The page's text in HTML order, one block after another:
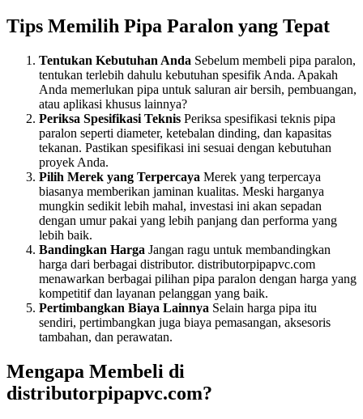
Tips Memilih Pipa Paralon yang Tepat
Tentukan Kebutuhan Anda Sebelum membeli pipa paralon,
tentukan terlebih dahulu kebutuhan spesifik Anda. Apakah
Anda memerlukan pipa untuk saluran air bersih, pembuangan,
atau aplikasi khusus lainnya?
Periksa Spesifikasi Teknis Periksa spesifikasi teknis pipa
paralon seperti diameter, ketebalan dinding, dan kapasitas
tekanan. Pastikan spesifikasi ini sesuai dengan kebutuhan
proyek Anda.
Pilih Merek yang Terpercaya Merek yang terpercaya
biasanya memberikan jaminan kualitas. Meski harganya
mungkin sedikit lebih mahal, investasi ini akan sepadan
dengan umur pakai yang lebih panjang dan performa yang
lebih baik.
Bandingkan Harga Jangan ragu untuk membandingkan
harga dari berbagai distributor. distributorpipapvc.com
menawarkan berbagai pilihan pipa paralon dengan harga yang
kompetitif dan layanan pelanggan yang baik.
Pertimbangkan Biaya Lainnya Selain harga pipa itu
sendiri, pertimbangkan juga biaya pemasangan, aksesoris
tambahan, dan perawatan.
Mengapa Membeli di
distributorpipapvc.com?